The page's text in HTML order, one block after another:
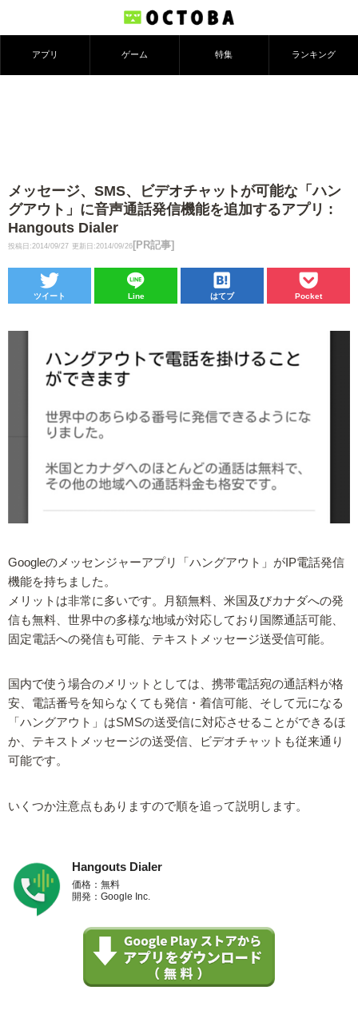
アプリ ゲーム 特集 ランキング
メッセージ、SMS、ビデオチャットが可能な「ハン
グアウト」に音声通話発信機能を追加するアプリ :
Hangouts Dialer
投稿日:2014/09/27 更新日:2014/09/26 [PR記事]
ツイート Line はてブ Pocket
Googleのメッセンジャーアプリ「ハングアウト」がIP電話発信
機能を持ちました。
メリットは非常に多いです。月額無料、米国及びカナダへの発
信も無料、世界中の多様な地域が対応しており国際通話可能、
固定電話への発信も可能、テキストメッセージ送受信可能。
国内で使う場合のメリットとしては、携帯電話宛の通話料が格
安、電話番号を知らなくても発信・着信可能、そして元になる
「ハングアウト」はSMSの送受信に対応させることができるほ
か、テキストメッセージの送受信、ビデオチャットも従来通り
可能です。
いくつか注意点もありますので順を追って説明します。
Hangouts Dialer
価格：無料
開発：Google Inc.